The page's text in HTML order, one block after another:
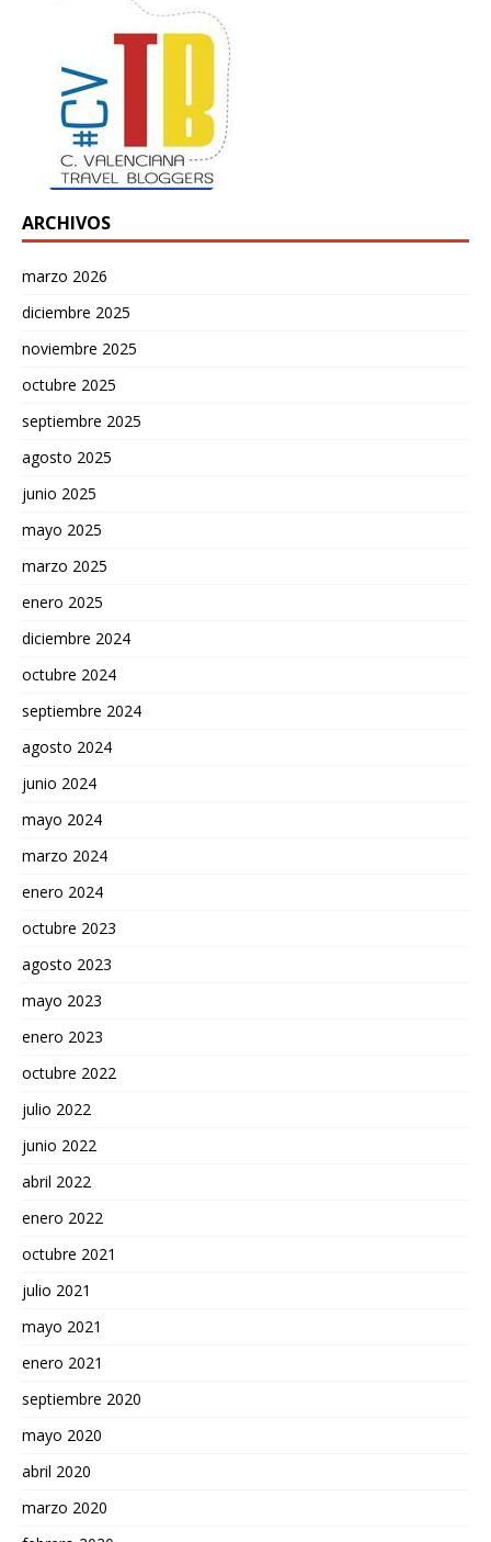
ARCHIVOS
marzo 2026
diciembre 2025
noviembre 2025
octubre 2025
septiembre 2025
agosto 2025
junio 2025
mayo 2025
marzo 2025
enero 2025
diciembre 2024
octubre 2024
septiembre 2024
agosto 2024
junio 2024
mayo 2024
marzo 2024
enero 2024
octubre 2023
agosto 2023
mayo 2023
enero 2023
octubre 2022
julio 2022
junio 2022
abril 2022
enero 2022
octubre 2021
julio 2021
mayo 2021
enero 2021
septiembre 2020
mayo 2020
abril 2020
marzo 2020